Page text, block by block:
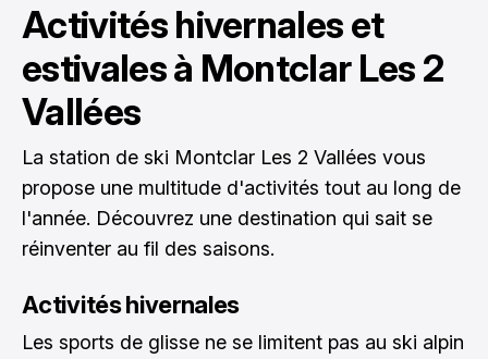
Activités hivernales et
estivales à Montclar Les 2
Vallées
La station de ski Montclar Les 2 Vallées vous
propose une multitude d'activités tout au long de
l'année. Découvrez une destination qui sait se
réinventer au fil des saisons.
Activités hivernales
Les sports de glisse ne se limitent pas au ski alpin